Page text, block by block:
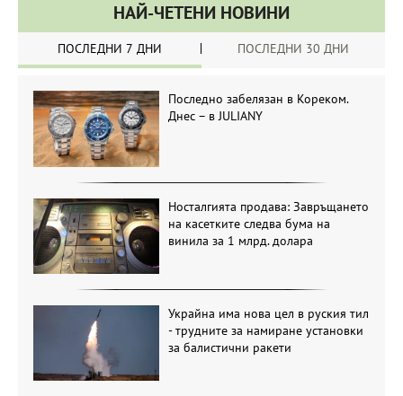
НАЙ-ЧЕТЕНИ НОВИНИ
ПОСЛЕДНИ 7 ДНИ ПОСЛЕДНИ 30 ДНИ
Последно забелязан в Кореком.
Днес – в JULIANY
Носталгията продава: Завръщането
на касетките следва бума на
винила за 1 млрд. долара
Украйна има нова цел в руския тил
- трудните за намиране установки
за балистични ракети